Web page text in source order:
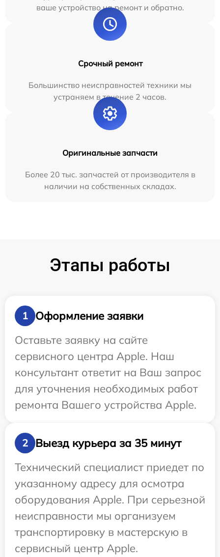
ваше устройство на ремонт и обратно.
Срочный ремонт
Большинство неисправностей техники мы
устраняем в течение 2 часов.
Оригинальные запчасти
Более 20 тыс. запчастей от производителя в
наличии на собственных складах.
Этапы работы
1
Оформление заявки
Оставьте заявку на сайте
сервисного центра Apple. Наш
консультант ответит на Ваш запрос
для уточнения необходимых работ
ремонта Вашего устройства Apple.
2
Выезд курьера за 35 минут
Технический специалист приедет по
указанному адресу для осмотра
оборудования Apple. При серьезной
неисправности мы организуем
транспортировку в мастерскую в
сервисный центр Apple.